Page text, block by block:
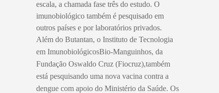
escala, a chamada fase três do estudo. O
imunobiológico também é pesquisado em
outros países e por laboratórios privados.
Além do Butantan, o Instituto de Tecnologia
em ImunobiológicosBio-Manguinhos, da
Fundação Oswaldo Cruz (Fiocruz),também
está pesquisando uma nova vacina contra a
dengue com apoio do Ministério da Saúde. Os